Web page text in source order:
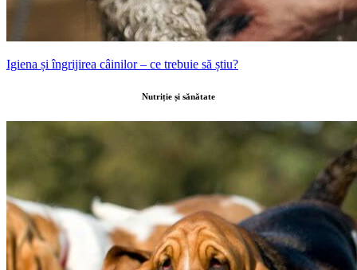
Igiena și îngrijirea câinilor – ce trebuie să știu?
Nutriție și sănătate